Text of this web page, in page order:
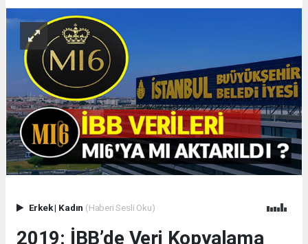
Erkek| Kadın (Haberi Sesli Oku)
2019: İBB’de Veri Kopyalama